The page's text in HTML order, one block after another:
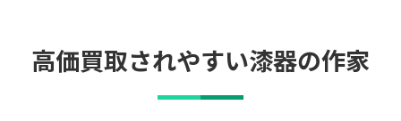
高価買取されやすい漆器の作家